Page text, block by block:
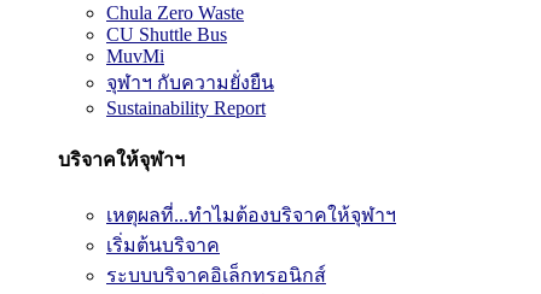
Chula Zero Waste
CU Shuttle Bus
MuvMi
จุฬาฯ กับความยั่งยืน
Sustainability Report
บริจาคให้จุฬาฯ
เหตุผลที่...ทำไมต้องบริจาคให้จุฬาฯ
เริ่มต้นบริจาค
ระบบบริจาคอิเล็กทรอนิกส์